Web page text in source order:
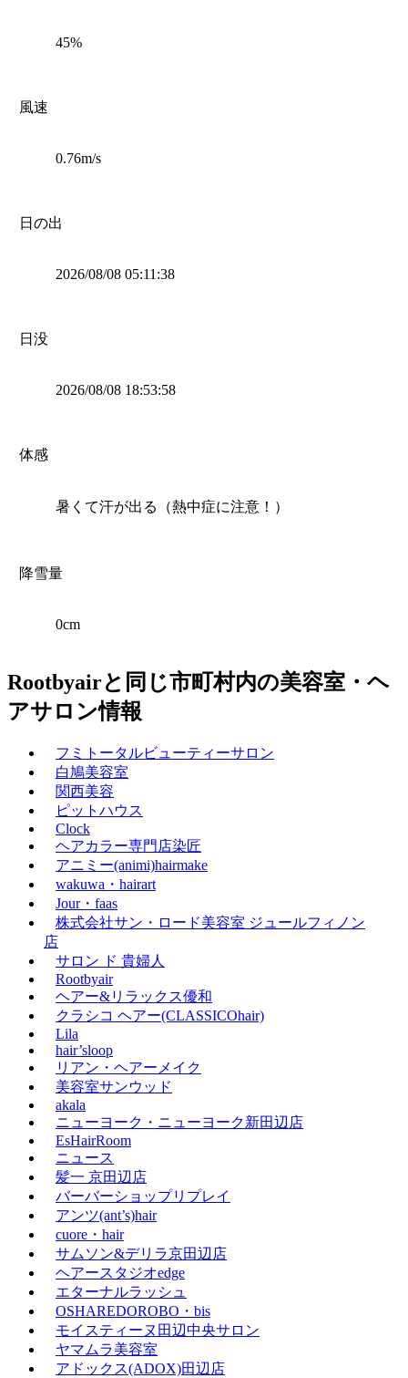
45%
風速
0.76m/s
日の出
2026/08/08 05:11:38
日没
2026/08/08 18:53:58
体感
暑くて汗が出る（熱中症に注意！）
降雪量
0cm
Rootbyairと同じ市町村内の美容室・ヘ
アサロン情報
フミトータルビューティーサロン
白鳩美容室
関西美容
ピットハウス
Clock
ヘアカラー専門店染匠
アニミー(animi)hairmake
wakuwa・hairart
Jour・faas
株式会社サン・ロード美容室 ジュールフィノン
店
サロン ド 貴婦人
Rootbyair
ヘアー&リラックス優和
クラシコ ヘアー(CLASSICOhair)
Lila
hair’sloop
リアン・ヘアーメイク
美容室サンウッド
akala
ニューヨーク・ニューヨーク新田辺店
EsHairRoom
ニュース
髪一 京田辺店
バーバーショップリプレイ
アンツ(ant’s)hair
cuore・hair
サムソン&デリラ京田辺店
ヘアースタジオedge
エターナルラッシュ
OSHAREDOROBO・bis
モイスティーヌ田辺中央サロン
ヤマムラ美容室
アドックス(ADOX)田辺店